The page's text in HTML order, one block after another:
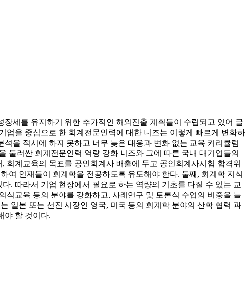
세를 유지하기 위한 추가적인 해외진출 계획들이 수립되고 있어 글
업을 중심으로 한 회계전문인력에 대한 니즈는 이렇게 빠르게 변화하
을 적시에 하지 못하고 너무 늦은 대응과 변화 없는 교육 커리큘럼
둘러싼 회계전문인력 역량 강화 니즈와 그에 따른 국내 대기업들의
계교육의 목표를 공인회계사 배출에 두고 공인회계사시험 합격위
여 인재들이 회계학을 전공하도록 유도해야 한다. 둘째, 회계학 지식
. 따라서 기업 현장에서 필요로 하는 역량의 기초를 다질 수 있는 교
교육 등의 분야를 강화하고, 사례연구 및 토론식 수업의 비중을 늘
일본 또는 선진 시장인 영국, 미국 등의 회계학 분야의 산학 협력 과
야 할 것이다.